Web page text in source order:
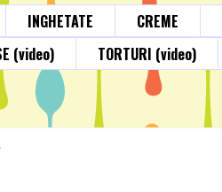
INGHETATE CREME
(video) TORTURI (video)